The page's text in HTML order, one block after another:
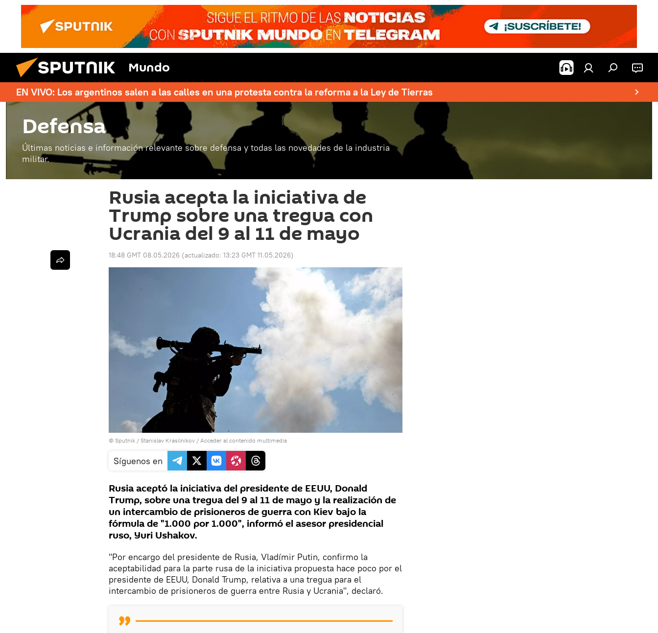
Mundo
EN VIVO: Los argentinos salen a las calles en una protesta contra la reforma a la Ley de Tierras
Defensa
Últimas noticias e información relevante sobre defensa y todas las novedades de la industria
militar.
Rusia acepta la iniciativa de
Trump sobre una tregua con
Ucrania del 9 al 11 de mayo
18:48 GMT 08.05.2026 (actualizado: 13:23 GMT 11.05.2026)
© Sputnik / Stanislav Krasilnikov / Acceder al contenido multimedia
Síguenos en
Rusia aceptó la iniciativa del presidente de EEUU, Donald
Trump, sobre una tregua del 9 al 11 de mayo y la realización de
un intercambio de prisioneros de guerra con Kiev bajo la
fórmula de "1.000 por 1.000", informó el asesor presidencial
ruso, Yuri Ushakov.
"Por encargo del presidente de Rusia, Vladímir Putin, confirmo la
aceptabilidad para la parte rusa de la iniciativa propuesta hace poco por el
presidente de EEUU, Donald Trump, relativa a una tregua para el
intercambio de prisioneros de guerra entre Rusia y Ucrania", declaró.